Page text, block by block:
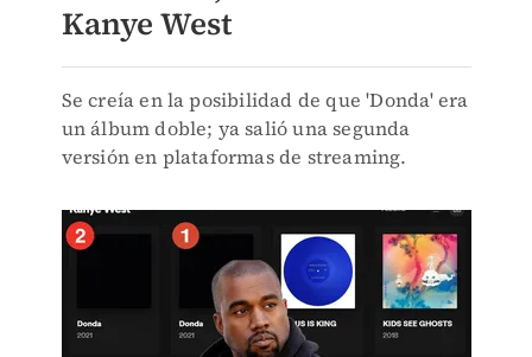
Kanye West
Se creía en la posibilidad de que 'Donda' era
un álbum doble; ya salió una segunda
versión en plataformas de streaming.